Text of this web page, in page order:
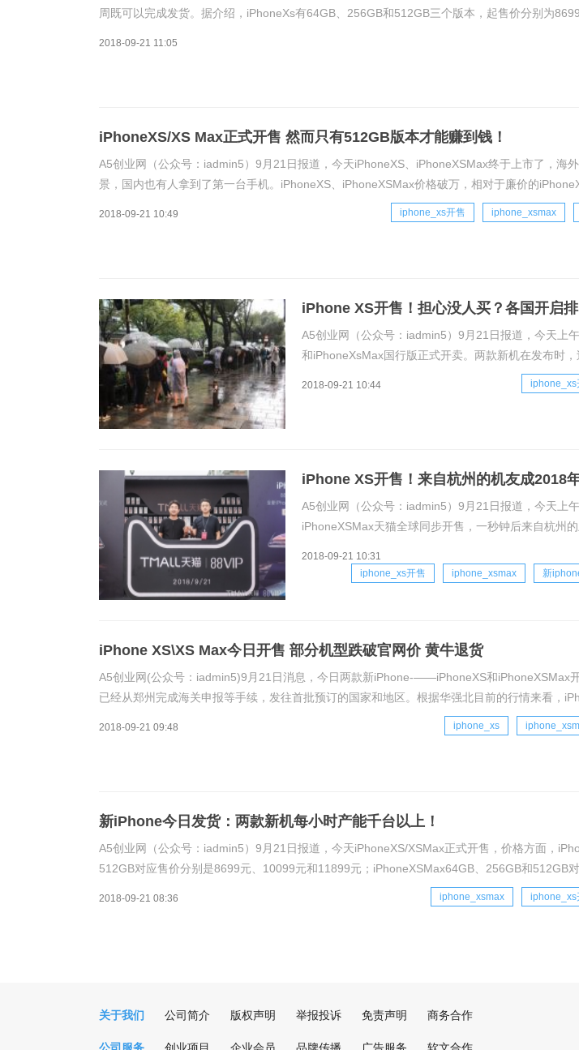
周既可以完成发货。据介绍，iPhoneXs有64GB、256GB和512GB三个版本，起售价分别为
2018-09-21 11:05
iPhoneXS/XS Max正式开售 然而只有512GB版本才能赚到钱！
A5创业网（公众号：iadmin5）9月21日报道，今天iPhoneXS、iPhoneXSMax终于上市了，海
景，国内也有人拿到了第一台手机。iPhoneXS、iPhoneXSMax价格破万，相对于廉价的
2018-09-21 10:49 iphone_xs开售 iphone_xsmax
iPhone XS开售！担心没人买？各国开启排
A5创业网（公众号：iadmin5）9月21日报道，今天上
和iPhoneXsMax国行版正式开卖。两款新机在发布时
疑今年的销量，此前更有消息称，黄牛也处于观望状态
要低一些，担心赔本。没想到，在9月21号开售当天，
2018-09-21 10:44 iphone_xs
iPhone XS开售！来自杭州的机友成2018
A5创业网（公众号：iadmin5）9月21日报道，今天上午
iPhoneXSMax天猫全球同步开售，一秒钟后来自杭州
约线下自提的“零时差”购买体验，9月17起，88VI
2018-09-21 10:31
iphone_xs开售
iphone_xsmax 新
iPhone XS\XS Max今日开售 部分机型跌破官网价 黄牛退货
A5创业网(公众号：iadmin5)9月21日消息，今日两款新iPhone-——iPhoneXS和iPhoneXSMax
已经从郑州完成海关申报等手续，发往首批预订的国家和地区。根据华强北目前的行情来看，
2018-09-21 09:48 iphone_xs
新iPhone今日发货：两款新机每小时产能千台以上！
A5创业网（公众号：iadmin5）9月21日报道，今天iPhoneXS/XSMax正式开售，价格方面，
512GB对应售价分别是8699元、10099元和11899元；iPhoneXSMax64GB、256GB和512GB
2018-09-21 08:36 iphone_xsmax iphone_xs
关于我们 公司简介 版权声明 举报投诉 免责声明 商务合作